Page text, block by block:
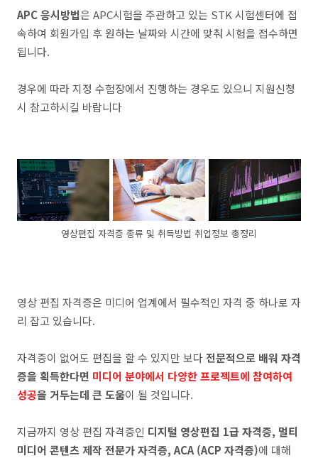
APC 응시방법은 APC시험을 주관하고 있는 STK 시험센터에 접
속하여 회원가입 후 원하는 날짜와 시간에 맞춰 시험을 접수하면
됩니다.
경우에 따라 지정 수험장에서 진행하는 경우도 있으니 지원신청
시 참고하시길 바랍니다
영상편집 자격증 종류 및 취득방법 취업정보 총정리
영상 편집 자격증은 미디어 업계에서 필수적인 자격 중 하나로 자
리 잡고 있습니다.
자격증이 없어도 편집을 할 수 있지만 보다전문적으로 배워 자격
증을 획득한다면 미디어 분야에서 다양한 프로젝트에 참여하여
성공을 거두는데 큰 도움이 될 것입니다.
지금까지 영상 편집 자격증인 디지털 영상편집 1급 자격증, 멀티
미디어 콘텐츠 제작 전문가 자격증, ACA (ACP 자격증)에 대해